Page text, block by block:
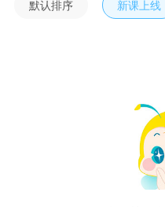
默认排序 新课上线